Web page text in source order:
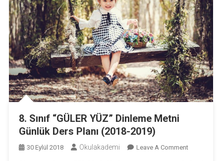
8. Sınıf “GÜLER YÜZ” Dinleme Metni
Günlük Ders Planı (2018-2019)
30 Eylül 2018 Okulakademi Leave A CommentOn